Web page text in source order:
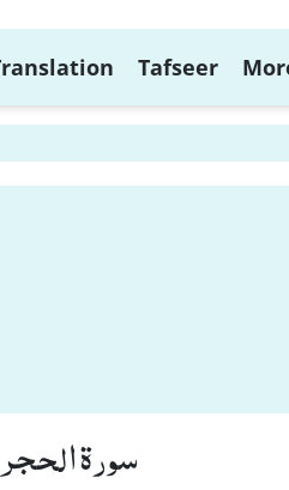
Tafseer
سورة الحجر